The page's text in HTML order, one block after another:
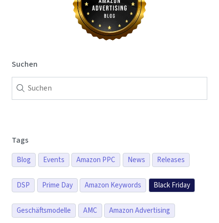
Suchen
Tags
Blog Events Amazon PPC News Releases
DSP Prime Day Amazon Keywords Black Friday
Geschäftsmodelle AMC Amazon Advertising